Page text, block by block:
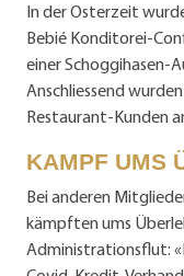
In der Osterzeit
Bebié Konditorei-
einer Schoggihasen-
Anschliessend
Restaurant-Kunden
KAMPF UMS
Bei anderen
kämpften ums
Administrationsflut: